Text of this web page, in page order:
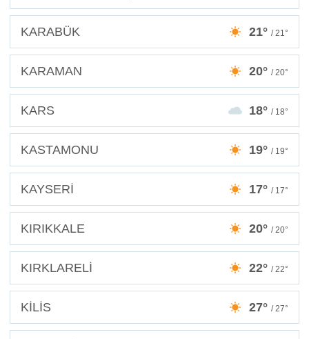
KARABÜK 21° / 21°
KARAMAN 20° / 20°
KARS 18° / 18°
KASTAMONU 19° / 19°
KAYSERİ 17° / 17°
KIRIKKALE 20° / 20°
KIRKLARELİ 22° / 22°
KİLİS 27° / 27°